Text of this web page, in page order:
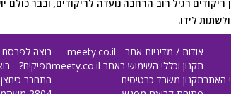
ריקודים רגיל רוב הרחבה נועדה לריקודים, ובבר
לידו.
האתר
אודות / מדיניות אתר - meety.co.il
תקנון וכללי השימוש באתר meety.co.il
תקנון משרד כרטיסים
רוצה
מפיקים? -
התחבר כיחצן